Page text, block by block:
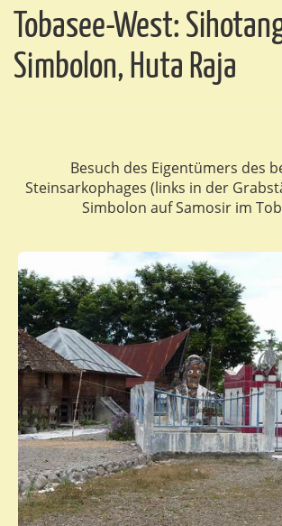
Tobasee-West:
Simbolon, Huta Raja
Besuch des Eigentümers des
Steinsarkophages (links in der
Simbolon auf Samosir im